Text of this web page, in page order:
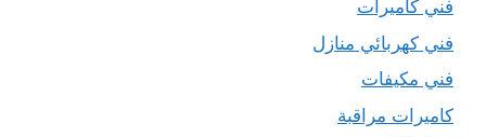
فني كاميرات
فني كهربائي منازل
فني مكيفات
كاميرات مراقبة